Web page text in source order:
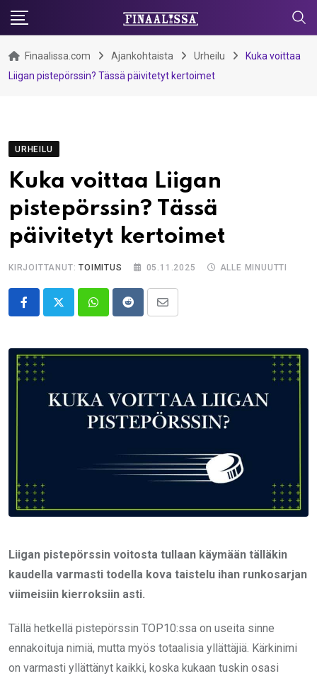
Skip
content
Finaalissa.com Ajankohtaista Urheilu
Kuka voittaa
Liigan pistepörssin? Tässä päivitetyt kertoimet
URHEILU
Kuka voittaa Liigan
pistepörssin? Tässä
päivitetyt kertoimet
KIRJOITTANUT:TOIMITUS 05.11.2025 ALLE MINUUTTI
WhatsappRedditShare
Email
Liigan pistepörssin voitosta tullaan käymään tälläkin
kaudella varmasti todella kova taistelu ihan runkosarjan
viimeisiin kierroksiin asti.
Tällä hetkellä pistepörssin TOP10:ssa on useita sinne
ennakoituja nimiä, mutta myös totaalisia yllättäjiä. Kärkinimi
on varmasti yllättänyt kaikki, koska kukaan tuskin osasi